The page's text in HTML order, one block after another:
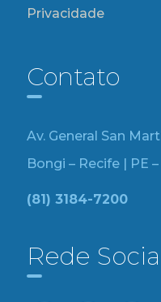
Privacidade
Contato
Av. General San
Bongi – Recife | PE
(81) 3184-7200
Rede